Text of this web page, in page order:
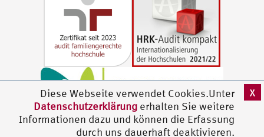
Diese Webseite verwendet Cookies.Unter
Datenschutzerklärung erhalten Sie weitere
Informationen dazu und können die Erfassung
durch uns dauerhaft deaktivieren.
X